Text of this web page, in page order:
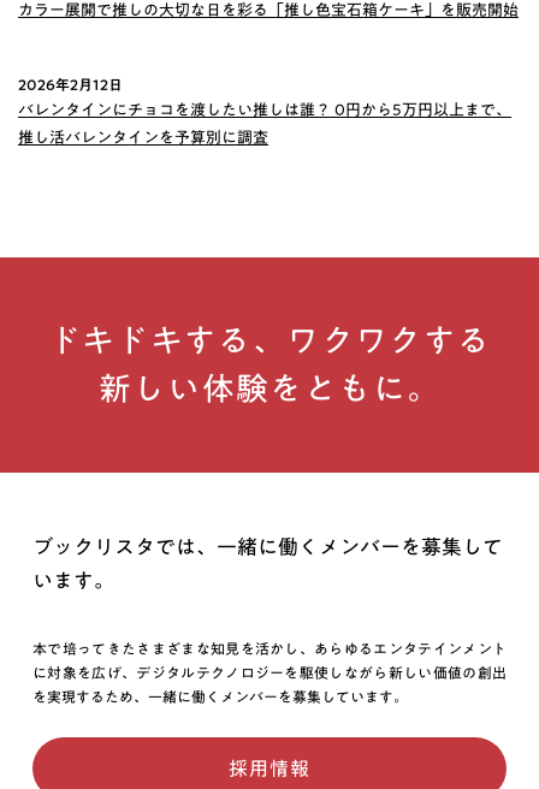
カラー展開で推しの大切な日を彩る「推し色宝石箱ケーキ」を販売開始
2026年2月12日
バレンタインにチョコを渡したい推しは誰？ 0円から5万円以上まで、
推し活バレンタインを予算別に調査
ドキドキする、ワクワクする
新しい体験をともに。
ブックリスタでは、一緒に働くメンバーを募集して
います。
本で培ってきたさまざまな知見を活かし、あらゆるエンタテインメント
に対象を広げ、デジタルテクノロジーを駆使しながら新しい価値の創出
を実現するため、一緒に働くメンバーを募集しています。
採用情報